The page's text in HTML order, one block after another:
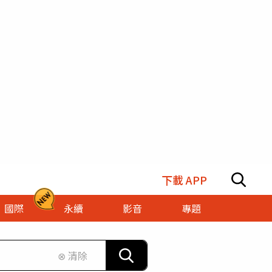
下載 APP
國際 永續 影音
專題
⊗ 清除